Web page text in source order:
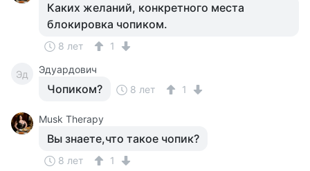
Каких желаний, конкретного места
блокировка чопиком.
8 лет 1
Эд Эдуардович
Чопиком? 8 лет 1
Musk Therapy
Вы знаете,что такое чопик?
8 лет 1